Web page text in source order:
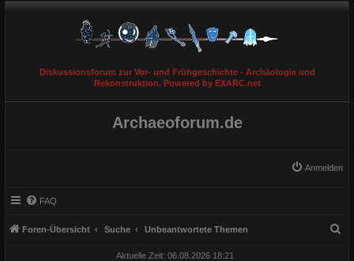
Diskussionsforum zur Vor- und Frühgeschichte - Archäologie und
Rekonstruktion. Powered by EXARC.net
Archaeoforum.de
Anmelden
FAQ
Foren-Übersicht Suche Unbeantwortete Themen
Aktuelle Zeit: 06.08.2026 18:21